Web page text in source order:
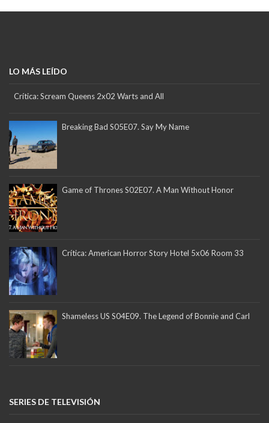
LO MÁS LEÍDO
Crítica: Scream Queens 2x02 Warts and All
Breaking Bad S05E07. Say My Name
Game of Thrones S02E07. A Man Without Honor
Crítica: American Horror Story Hotel 5x06 Room 33
Shameless US S04E09. The Legend of Bonnie and Carl
SERIES DE TELEVISIÓN